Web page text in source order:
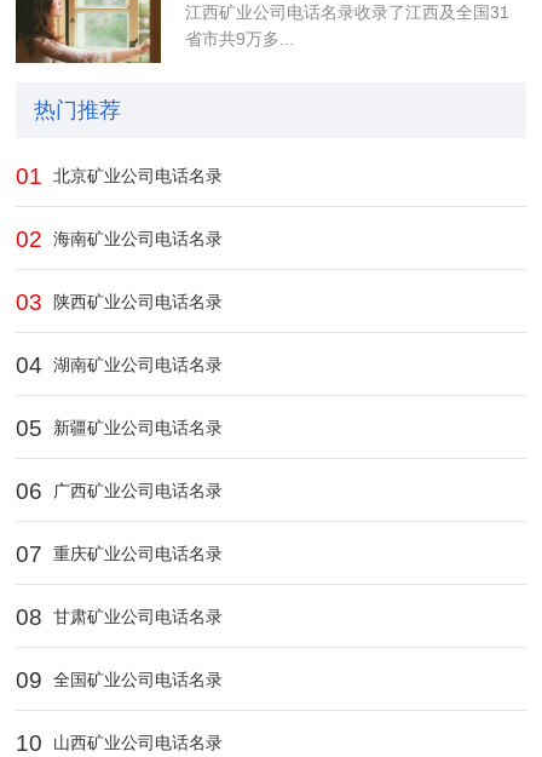
江西矿业公司电话名录收录了江西及全国31
省市共9万多...
热门推荐
01 北京矿业公司电话名录
02 海南矿业公司电话名录
03 陕西矿业公司电话名录
04 湖南矿业公司电话名录
05 新疆矿业公司电话名录
06 广西矿业公司电话名录
07 重庆矿业公司电话名录
08 甘肃矿业公司电话名录
09 全国矿业公司电话名录
10 山西矿业公司电话名录